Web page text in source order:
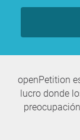
openPetition
lucro donde